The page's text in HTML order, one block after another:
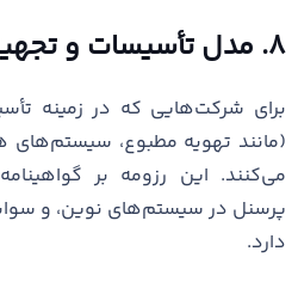
۸. مدل تأسیسات و تجهیزات
برای شرکت‌هایی که در زمینه
(مانند تهویه مطبوع، سیستم‌های
می‌کنند. این رزومه بر
پرسنل در سیستم‌های نوین، و
دارد.